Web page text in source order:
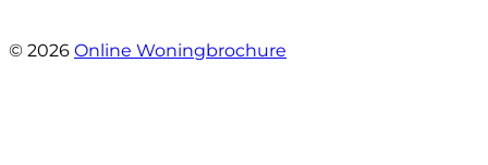
© 2026 Online Woningbrochure